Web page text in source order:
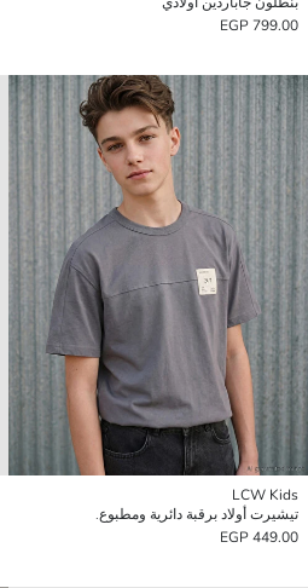
799.00 EGP
LCW Kids
تيشيرت أولاد برقبة دائرية ومطبوع.
449.00 EGP